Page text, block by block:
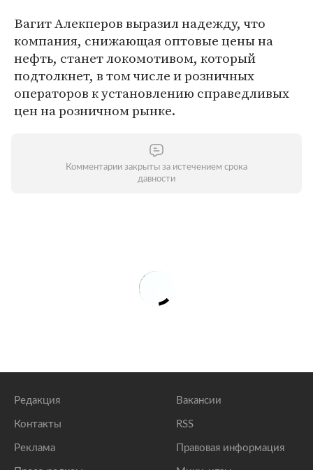
Вагит Алекперов выразил надежду, что
компания, снижающая оптовые цены на
нефть, станет локомотивом, который
подтолкнет, в том числе и розничных
операторов к установлению справедливых
цен на розничном рынке.
Комментарии закрыты за истечением срока
давности
Редакция
Контакты
Реклама
Вакансии
RSS
Правовая информация